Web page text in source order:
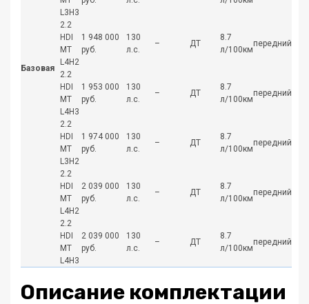
Базовая
L3H3
2.2
HDI
MT
L4H2
1 948 000
руб.
130
л.с.
– ДТ
8.7
л/100км
передний
2.2
HDI
MT
L4H3
1 953 000
руб.
130
л.с.
– ДТ
8.7
л/100км
передний
2.2
HDI
MT
L3H2
1 974 000
руб.
130
л.с.
– ДТ
8.7
л/100км
передний
2.2
HDI
MT
L4H2
2 039 000
руб.
130
л.с.
– ДТ
8.7
л/100км
передний
2.2
HDI
MT
L4H3
2 039 000
руб.
130
л.с.
– ДТ
8.7
л/100км
передний
Описание комплектации